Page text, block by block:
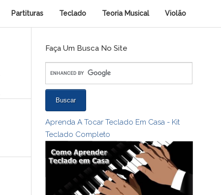
Partituras Teclado Teoria Musical Violão
Faça Um Busca No Site
Aprenda A Tocar Teclado Em Casa - Kit
Teclado Completo